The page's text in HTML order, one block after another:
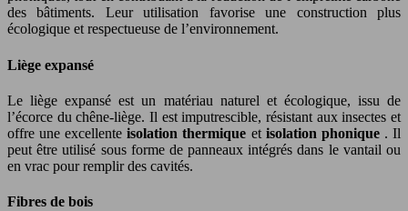
des bâtiments. Leur utilisation favorise une construction plus
écologique et respectueuse de l’environnement.
Liège expansé
Le liège expansé est un matériau naturel et écologique, issu de
l’écorce du chêne-liège. Il est imputrescible, résistant aux insectes et
offre une excellenteisolation thermique et isolation phonique . Il
peut être utilisé sous forme de panneaux intégrés dans le vantail ou
en vrac pour remplir des cavités.
Fibres de bois